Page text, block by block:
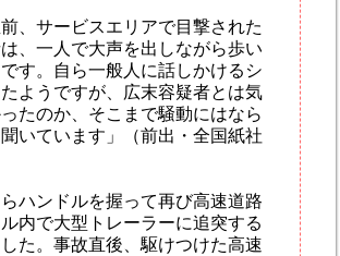
前、サービスエリアで目撃された
、一人で大声を出しながら歩い
す。自ら一般人に話しかけるシ
ようですが、広末容疑者とは気
たのか、そこまで騒動にはなら
いています」（前出・全国紙社
ハンドルを握って再び高速道路
内で大型トレーラーに追突する
た。事故直後、駆けつけた高速